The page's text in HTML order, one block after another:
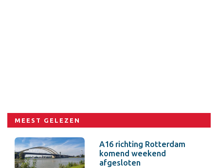
MEEST GELEZEN
A16 richting Rotterdam
komend weekend
afgesloten